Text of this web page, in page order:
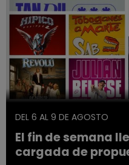
DEL 6 AL 9 DE AGOSTO
El fin de semana
cargada de